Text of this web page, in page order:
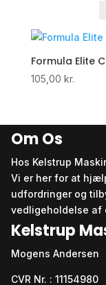
Formula Elite
105,00 kr.
Om Os
Hos Kelstrup
Vi er her for at
udfordringer og
vedligeholdelse af
Kelstrup
Mogens Andersen
CVR Nr. : 11154980